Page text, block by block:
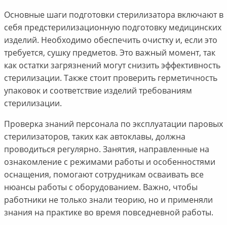
Основные шаги подготовки стерилизатора включают в
себя предстерилизационную подготовку медицинских
изделий. Необходимо обеспечить очистку и, если это
требуется, сушку предметов. Это важный момент, так
как остатки загрязнений могут снизить эффективность
стерилизации. Также стоит проверить герметичность
упаковок и соответствие изделий требованиям
стерилизации.
Проверка знаний персонала по эксплуатации паровых
стерилизаторов, таких как автоклавы, должна
проводиться регулярно. Занятия, направленные на
ознакомление с режимами работы и особенностями
оснащения, помогают сотрудникам осваивать все
нюансы работы с оборудованием. Важно, чтобы
работники не только знали теорию, но и применяли
знания на практике во время повседневной работы.